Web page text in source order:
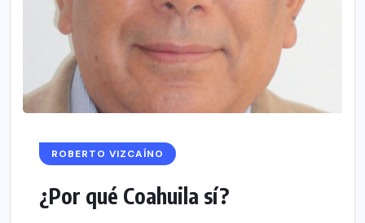
ROBERTO VIZCAÍNO
¿Por qué Coahuila sí?